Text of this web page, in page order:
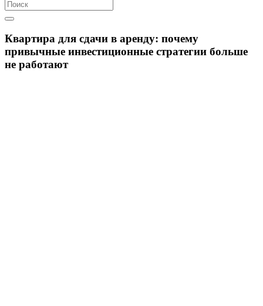
Квартира для сдачи в аренду: почему
привычные инвестиционные стратегии больше
не работают